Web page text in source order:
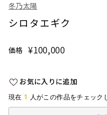
冬乃太陽
シロタエギク
価格
通
格
¥100,000
お気に入りに追加
現在 1 人がこの作品をチェック